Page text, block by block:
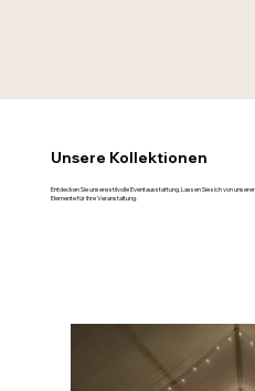
Unsere Kollektionen
Entdecken Sie unsere stilvolle Eventausstattung. Lassen Sie sich von
Elemente für Ihre Veranstaltung.